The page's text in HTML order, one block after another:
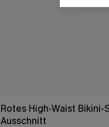
Rotes High-Waist
Ausschnitt